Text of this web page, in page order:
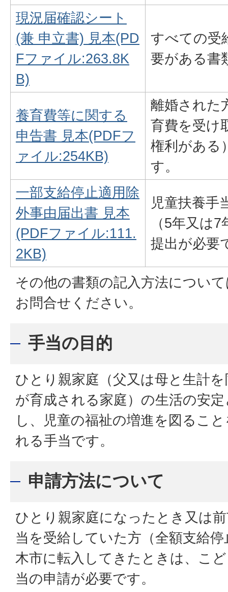
現況届確認シート
(兼 申立書) 見本(PD
Fファイル:263.8K
B)
すべての受
要がある書
養育費等に関する
申告書 見本(PDFフ
ァイル:254KB)
離婚された
育費を受け
権利がある
す。
一部支給停止適用除
外事由届出書 見本
(PDFファイル:111.
2KB)
児童扶養手
（5年又は
提出が必要
その他の書類の記入方法につい
お問合せください。
手当の目的
ひとり親家庭（父又は母と生計
が育成される家庭）の生活の安
し、児童の福祉の増進を図るこ
れる手当です。
申請方法について
ひとり親家庭になったとき又は
当を受給していた方（全額支給
木市に転入してきたときは、こ
当の申請が必要です。